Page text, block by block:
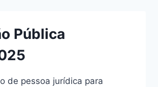
Pública
de pessoa jurídica para